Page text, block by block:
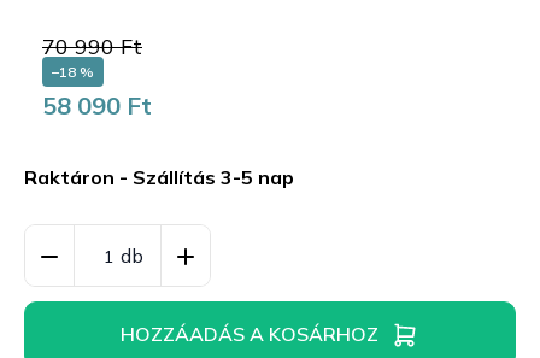
70 990 Ft
–18 %
58 090 Ft
Raktáron - Szállítás 3-5 nap
HOZZÁADÁS A KOSÁRHOZ